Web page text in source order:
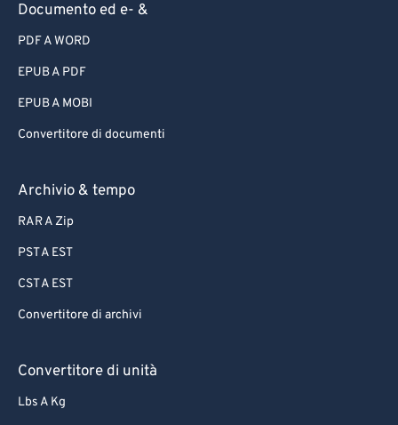
Documento ed e- &
PDF A WORD
EPUB A PDF
EPUB A MOBI
Convertitore di documenti
Archivio & tempo
RAR A Zip
PST A EST
CST A EST
Convertitore di archivi
Convertitore di unità
Lbs A Kg